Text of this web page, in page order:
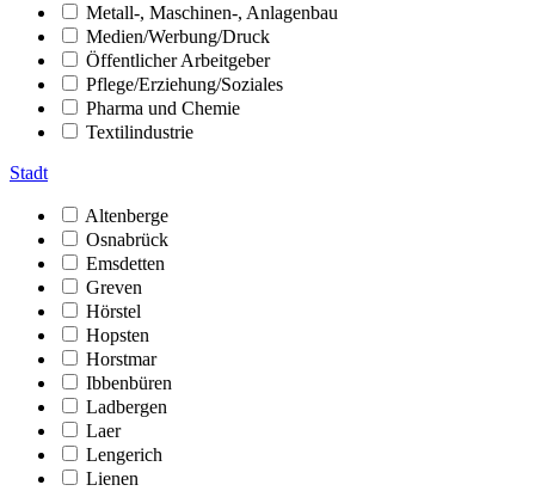
Metall-, Maschinen-, Anlagenbau
Medien/Werbung/Druck
Öffentlicher Arbeitgeber
Pflege/Erziehung/Soziales
Pharma und Chemie
Textilindustrie
Stadt
Altenberge
Osnabrück
Emsdetten
Greven
Hörstel
Hopsten
Horstmar
Ibbenbüren
Ladbergen
Laer
Lengerich
Lienen